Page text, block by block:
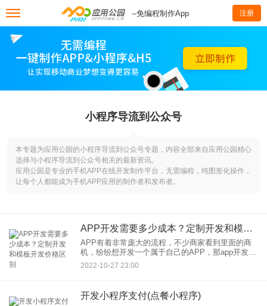
--免编程制作App 注册
小程序导流到公众号
本专题为应用公园的小程序导流到公众号专题，内容全部来自应用公园精心
选择与小程序导流到公众号相关的最新资讯。
应用公园是专业的手机APP在线开发制作平台，无需编程，纯图形化操作，
让每个人都能成为手机APP应用的制作者和发布者。
APP开发需要多少成本？定制开发和模板开发价格区别
APP有着非常庞大的流程，不少商家看到里面的商
机，纷纷想开发一个属于自己的APP，那app开发需
要多少成本呢？定制开发和模板开发价格有什么区
别？今天应用公园小编带大家了解下，希望对你们
2022-10-27 23:00
开发小程序支付(点餐小程序)